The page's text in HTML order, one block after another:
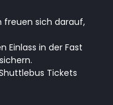
freuen sich darauf,
Einlass in der Fast
Tickets